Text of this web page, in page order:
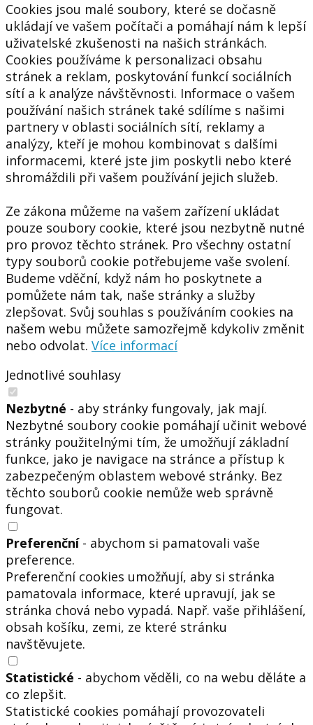
Cookies jsou malé soubory, které se dočasně
ukládají ve vašem počítači a pomáhají nám k lepší
uživatelské zkušenosti na našich stránkách.
Cookies používáme k personalizaci obsahu
stránek a reklam, poskytování funkcí sociálních
sítí a k analýze návštěvnosti. Informace o vašem
používání našich stránek také sdílíme s našimi
partnery v oblasti sociálních sítí, reklamy a
analýzy, kteří je mohou kombinovat s dalšími
informacemi, které jste jim poskytli nebo které
shromáždili při vašem používání jejich služeb.
Ze zákona můžeme na vašem zařízení ukládat
pouze soubory cookie, které jsou nezbytně nutné
pro provoz těchto stránek. Pro všechny ostatní
typy souborů cookie potřebujeme vaše svolení.
Budeme vděční, když nám ho poskytnete a
pomůžete nám tak, naše stránky a služby
zlepšovat. Svůj souhlas s používáním cookies na
našem webu můžete samozřejmě kdykoliv změnit
nebo odvolat. Více informací
Jednotlivé souhlasy
Nezbytné - aby stránky fungovaly, jak mají.
Nezbytné soubory cookie pomáhají učinit webové
stránky použitelnými tím, že umožňují základní
funkce, jako je navigace na stránce a přístup k
zabezpečeným oblastem webové stránky. Bez
těchto souborů cookie nemůže web správně
fungovat.
Preferenční- abychom si pamatovali vaše
preference.
Preferenční cookies umožňují, aby si stránka
pamatovala informace, které upravují, jak se
stránka chová nebo vypadá. Např. vaše přihlášení,
obsah košíku, zemi, ze které stránku
navštěvujete.
Statistické - abychom věděli, co na webu děláte a
co zlepšit.
Statistické cookies pomáhají provozovateli